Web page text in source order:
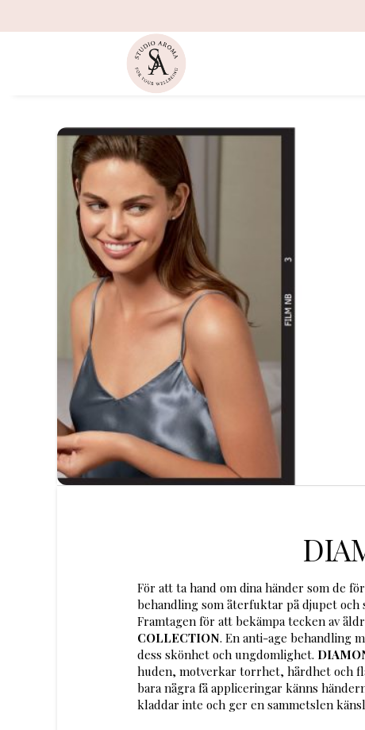
För att ta hand om dina händer som de
behandling som återfuktar på djupet och
Framtagen för att bekämpa tecken av
COLLECTION. En anti-age behandling
dess skönhet och ungdomlighet.
huden, motverkar torrhet, hårdhet och
bara några få appliceringar känns
kladdar inte och ger en sammetslen